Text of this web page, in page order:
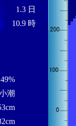
1.3 日
10.9 時
49%
潮